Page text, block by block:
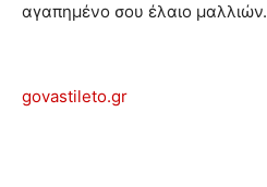
αγαπημένο σου έλαιο μαλλιών.
govastileto.gr